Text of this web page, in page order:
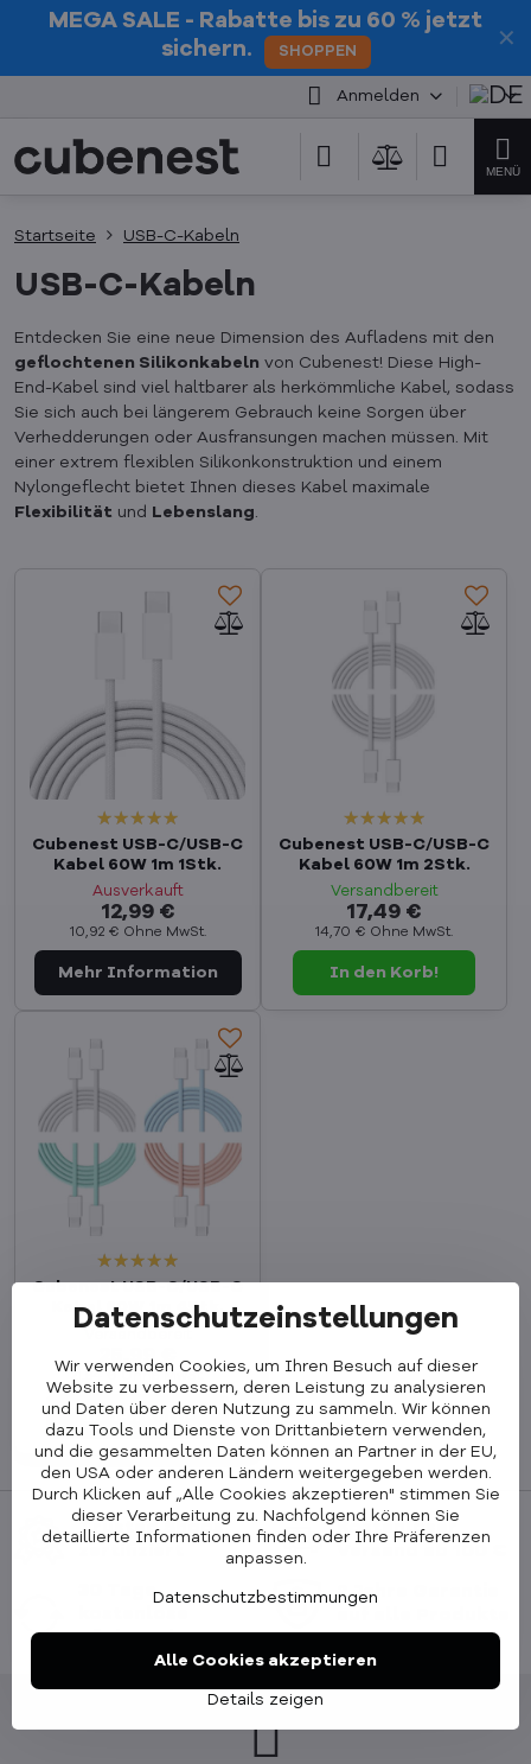
✕
MEGA SALE - Rabatte bis zu 60 % jetzt
sichern.
SHOPPEN
Anmelden
Startseite USB-C-Kabeln
USB-C-Kabeln
Entdecken Sie eine neue Dimension des Aufladens mit den
geflochtenen Silikonkabeln von Cubenest! Diese High-
End-Kabel sind viel haltbarer als herkömmliche Kabel, sodass
Sie sich auch bei längerem Gebrauch keine Sorgen über
Verhedderungen oder Ausfransungen machen müssen. Mit
einer extrem flexiblen Silikonkonstruktion und einem
Nylongeflecht bietet Ihnen dieses Kabel maximale
Flexibilität und Lebenslang.
Cubenest USB-C/USB-C
Kabel 60W 1m 1Stk.
Ausverkauft
12,99 €
10,92 € Ohne MwSt.
Cubenest USB-C/USB-C
Kabel 60W 1m 2Stk.
Versandbereit
17,49 €
14,70 € Ohne MwSt.
In den Korb!
Cubenest USB-C/USB-C
Kabel 60W 1m 4Stk.
25,99 €
21,84 € Ohne MwSt.
In den Korb!
Trusted Shops
Kostenloser
30 Tage
Rücksendung
2 Jahre Garantie
Datenschutzeinstellungen
Wir verwenden Cookies, um Ihren Besuch auf dieser
Website zu verbessern, deren Leistung zu analysieren
und Daten über deren Nutzung zu sammeln. Wir können
dazu Tools und Dienste von Drittanbietern verwenden,
und die gesammelten Daten können an Partner in der EU,
den USA oder anderen Ländern weitergegeben werden.
Durch Klicken auf „Alle Cookies akzeptieren" stimmen Sie
dieser Verarbeitung zu. Nachfolgend können Sie
detaillierte Informationen finden oder Ihre Präferenzen
anpassen.
Datenschutzbestimmungen
Details zeigen
Alle Cookies akzeptieren